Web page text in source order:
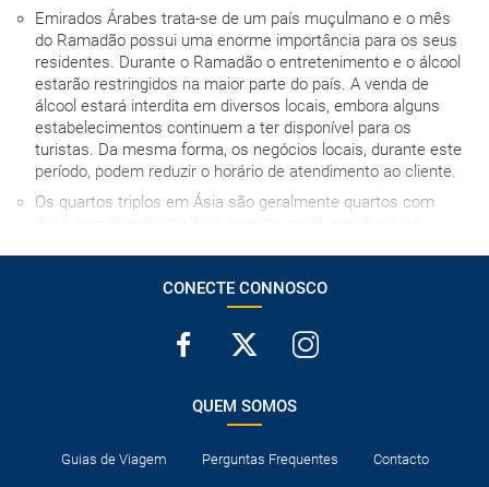
Emirados Árabes trata-se de um país muçulmano e o mês
do Ramadão possui uma enorme importância para os seus
residentes. Durante o Ramadão o entretenimento e o álcool
estarão restringidos na maior parte do país. A venda de
álcool estará interdita em diversos locais, embora alguns
estabelecimentos continuem a ter disponível para os
turistas. Da mesma forma, os negócios locais, durante este
período, podem reduzir o horário de atendimento ao cliente.
Os quartos triplos em Ásia são geralmente quartos com
desaconselhamos o seu uso na medida do possível.
cada estabelecimento, mas em caso algum será antes das
15h00, salvo indicação em contrário.
corpo desde os ombros até aos joelhos (tanto homens
acarretar sanções de até 700 dólares, ou mais.
CONECTE CONNOSCO
QUEM SOMOS
Guias de Viagem Perguntas Frequentes Contacto